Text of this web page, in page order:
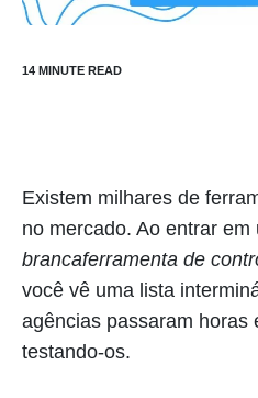
Existem milhares de
no mercado. Ao entrar em
brancaferramenta de
você vê uma lista
agências passaram horas
testando-os.